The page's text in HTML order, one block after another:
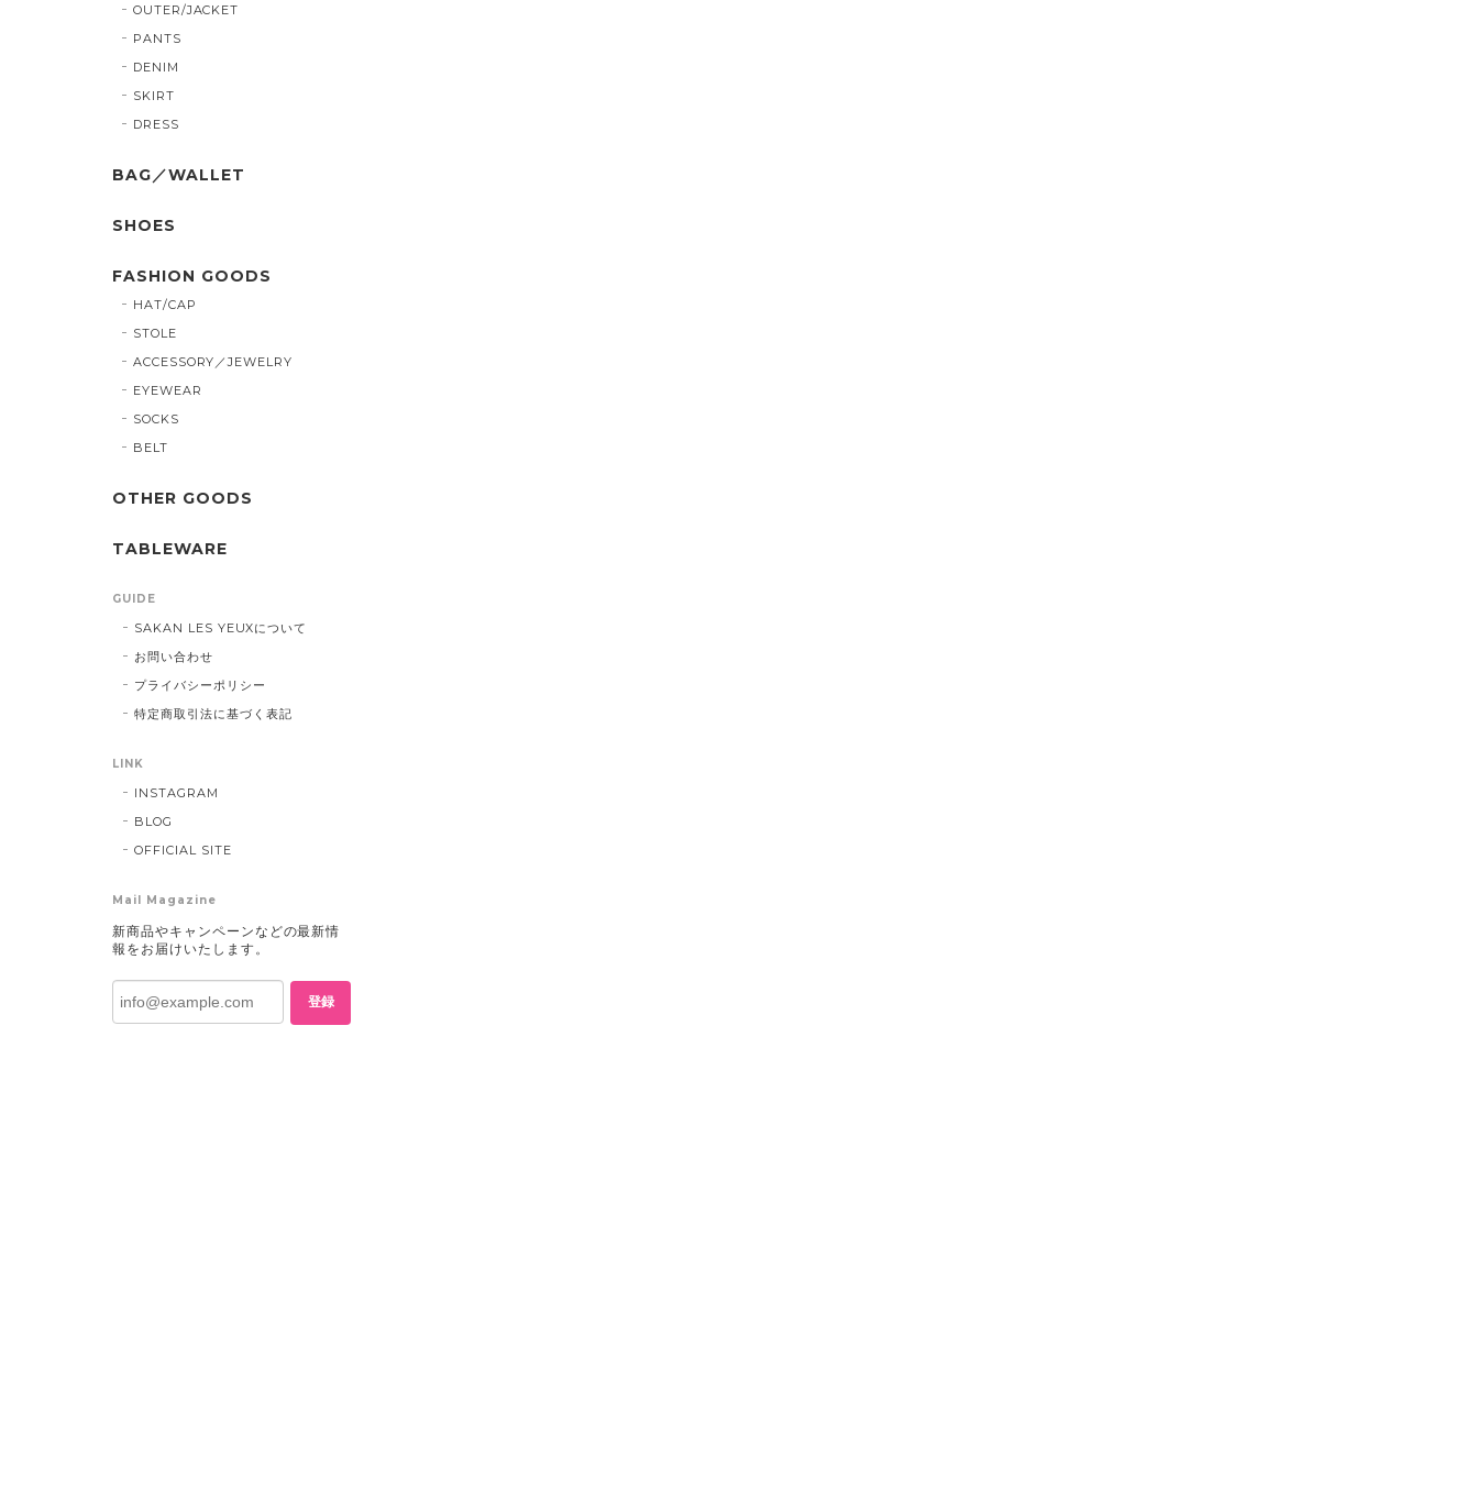
OUTER/JACKET
PANTS
DENIM
SKIRT
DRESS
BAG／WALLET
SHOES
FASHION GOODS
HAT/CAP
STOLE
ACCESSORY／JEWELRY
EYEWEAR
SOCKS
BELT
OTHER GOODS
TABLEWARE
GUIDE
SAKAN LES YEUXについて
お問い合わせ
プライバシーポリシー
特定商取引法に基づく表記
LINK
INSTAGRAM
BLOG
OFFICIAL SITE
Mail Magazine
新商品やキャンペーンなどの最新情
報をお届けいたします。
登録